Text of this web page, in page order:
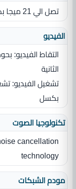
تصل الي 21 ميجا بكسل
الفيديو
الثانية
بكسل
تكنولوجيا الصوت
cancellation
technology
مودم الشبكات